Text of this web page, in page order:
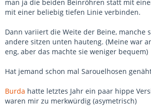
man ja die beiden Beinröhren statt mit
mit einer beliebig tiefen Linie verbinden.
Dann variiert die Weite der Beine, manche
andere sitzen unten hauteng. (Meine war
eng, aber das machte sie weniger bequem)
Hat jemand schon mal Sarouelhosen
Burda hatte letztes Jahr ein paar hippe
waren mir zu merkwürdig (asymetrisch)